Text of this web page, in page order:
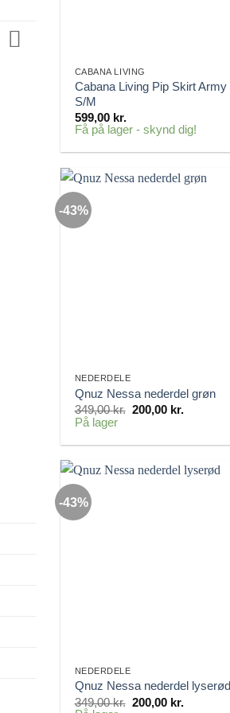
CABANA LIVING
Cabana Living Pip Skirt Army
S/M
599,00 kr.
Få på lager - skynd dig!
-43%
NEDERDELE
Qnuz Nessa nederdel grøn
349,00kr. Den
var:
200,00 kr.Den
er:
På lager
-43%
NEDERDELE
Qnuz Nessa nederdel lyserød
349,00kr. Den
200,00 kr.